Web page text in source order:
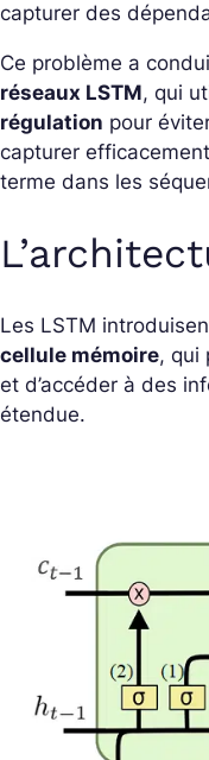
capturer des
Ce problème a
réseaux LSTM, qui
régulation pour
capturer
terme dans les
Les LSTM
cellule mémoire, qui
et d’accéder à des
étendue.